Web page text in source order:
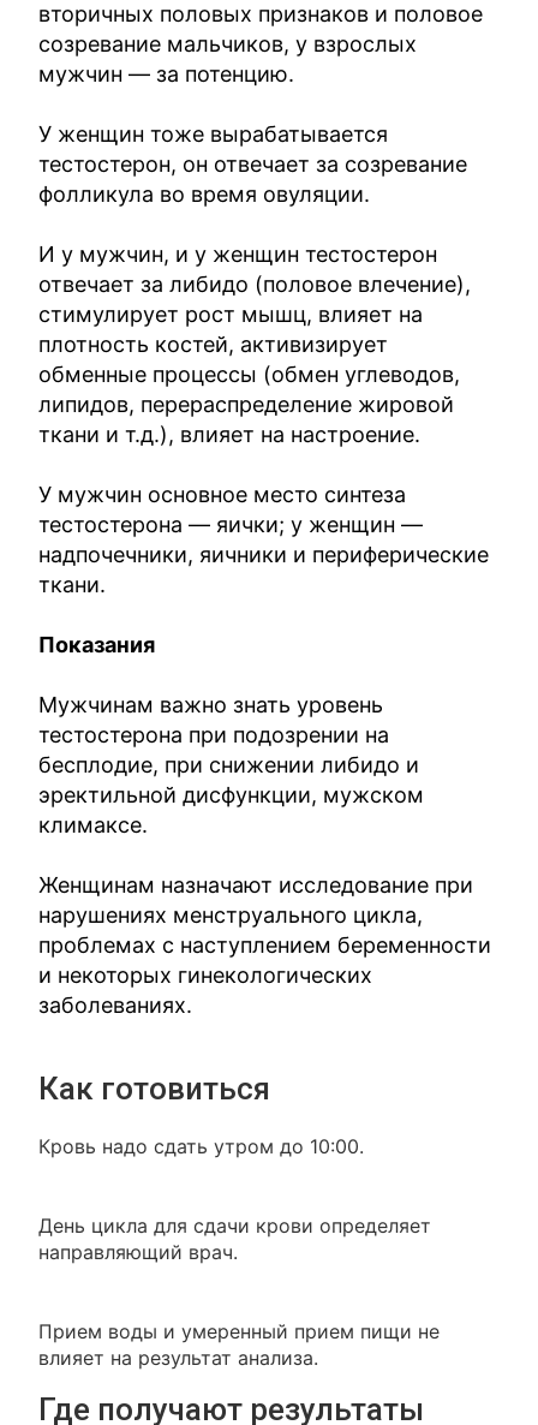
вторичных половых признаков и половое
созревание мальчиков, у взрослых
мужчин — за потенцию.
У женщин тоже вырабатывается
тестостерон, он отвечает за созревание
фолликула во время овуляции.
И у мужчин, и у женщин тестостерон
отвечает за либидо (половое влечение),
стимулирует рост мышц, влияет на
плотность костей, активизирует
обменные процессы (обмен углеводов,
липидов, перераспределение жировой
ткани и т.д.), влияет на настроение.
У мужчин основное место синтеза
тестостерона — яички; у женщин —
надпочечники, яичники и периферические
ткани.
Показания
Мужчинам важно знать уровень
тестостерона при подозрении на
бесплодие, при снижении либидо и
эректильной дисфункции, мужском
климаксе.
Женщинам назначают исследование при
нарушениях менструального цикла,
проблемах с наступлением беременности
и некоторых гинекологических
заболеваниях.
Как готовиться
Кровь надо сдать утром до 10:00.
День цикла для сдачи крови определяет
направляющий врач.
Прием воды и умеренный прием пищи не
влияет на результат анализа.
Где получают результаты